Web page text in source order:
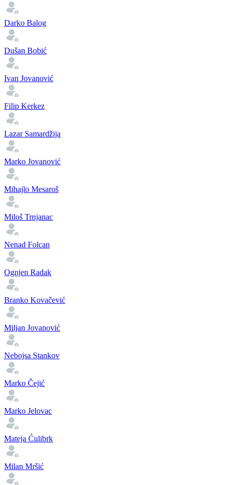
Darko Balog
Dušan Bobić
Ivan Jovanović
Filip Kerkez
Lazar Samardžija
Marko Jovanović
Mihajlo Mesaroš
Miloš Trnjanac
Nenad Folcan
Ognjen Radak
Branko Kovačević
Miljan Jovanović
Nebojsa Stankov
Marko Čejić
Marko Jelovac
Mateja Ćulibrk
Milan Mršić